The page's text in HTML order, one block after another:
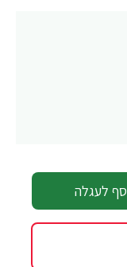
לעגלה